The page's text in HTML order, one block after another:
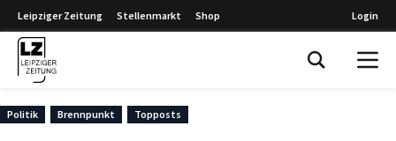
Leipziger Zeitung Stellenmarkt Shop Login
Politik Brennpunkt Topposts